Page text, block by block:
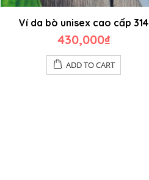
Ví da bò unisex cao cấp 314
430,000₫
ADD TO CART